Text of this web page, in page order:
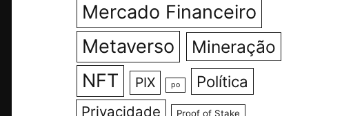
Mercado Financeiro
Metaverso
Mineração
NFT PIX po Política
Privacidade Proof of Stake